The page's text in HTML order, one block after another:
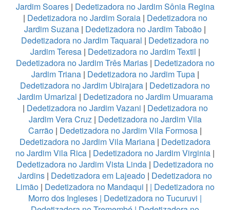
Jardim Soares| Dedetizadora no Jardim Sônia Regina
| Dedetizadora no Jardim Soraia| Dedetizadora no
Jardim Suzana | Dedetizadora no Jardim Taboão |
Dedetizadora no Jardim Taquaral | Dedetizadora no
Jardim Teresa| Dedetizadora no Jardim Textil |
Dedetizadora no Jardim Três Marias| Dedetizadora no
Jardim Triana| Dedetizadora no Jardim Tupa|
Dedetizadora no Jardim Ubirajara | Dedetizadora no
Jardim Umarizal | Dedetizadora no Jardim Umuarama
| Dedetizadora no Jardim Vazani | Dedetizadora no
Jardim Vera Cruz| Dedetizadora no Jardim Vila
Carrão | Dedetizadora no Jardim Vila Formosa |
Dedetizadora no Jardim Vila Mariana | Dedetizadora
no Jardim Vila Rica | Dedetizadora no Jardim Virginia |
Dedetizadora no Jardim Vista Linda | Dedetizadora no
Jardins | Dedetizadora em Lajeado | Dedetizadora no
Limão| Dedetizadora no Mandaqui | | Dedetizadora no
Morro dos Ingleses | Dedetizadora no Tucuruvi |